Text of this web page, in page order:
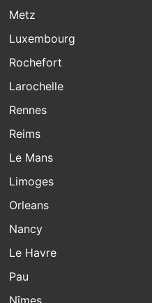
Metz
Luxembourg
Rochefort
Larochelle
Rennes
Reims
Le Mans
Limoges
Orleans
Nancy
Le Havre
Pau